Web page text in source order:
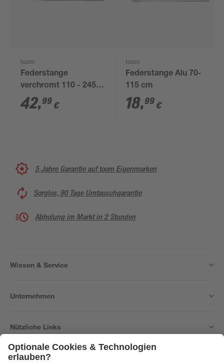
toom
Federstange
verchromt 110 - 245
cm
42,99 €
toom
Federstange Alu 70-
115 cm
18,99 €
5 Jahre Garantie auf toom Eigenmarken
Sorglos, 90 Tage Umtauschgarantie
Abholung im Markt in 2 Stunden
Wissen & Service
Unternehmen
Nützliche Links